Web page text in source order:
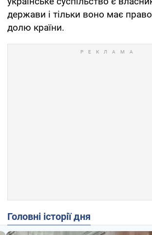
держави і тільки воно має
долю країни.
Головні історії дня